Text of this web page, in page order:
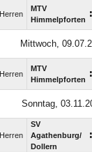
Herren
MTV
Himmelpforten :
Mittwoch,
Herren
MTV
Himmelpforten :
Sonntag,
Herren
SV
Agathenburg/​
Dollern
: